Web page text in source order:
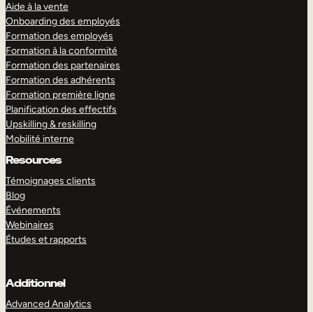
Aide à la vente
Onboarding des employés
Formation des employés
Formation à la conformité
Formation des partenaires
Formation des adhérents
Formation première ligne
Planification des effectifs
Upskilling & reskilling
Mobilité interne
Resources
Témoignages clients
Blog
Événements
Webinaires
Études et rapports
Additionnel
Advanced Analytics